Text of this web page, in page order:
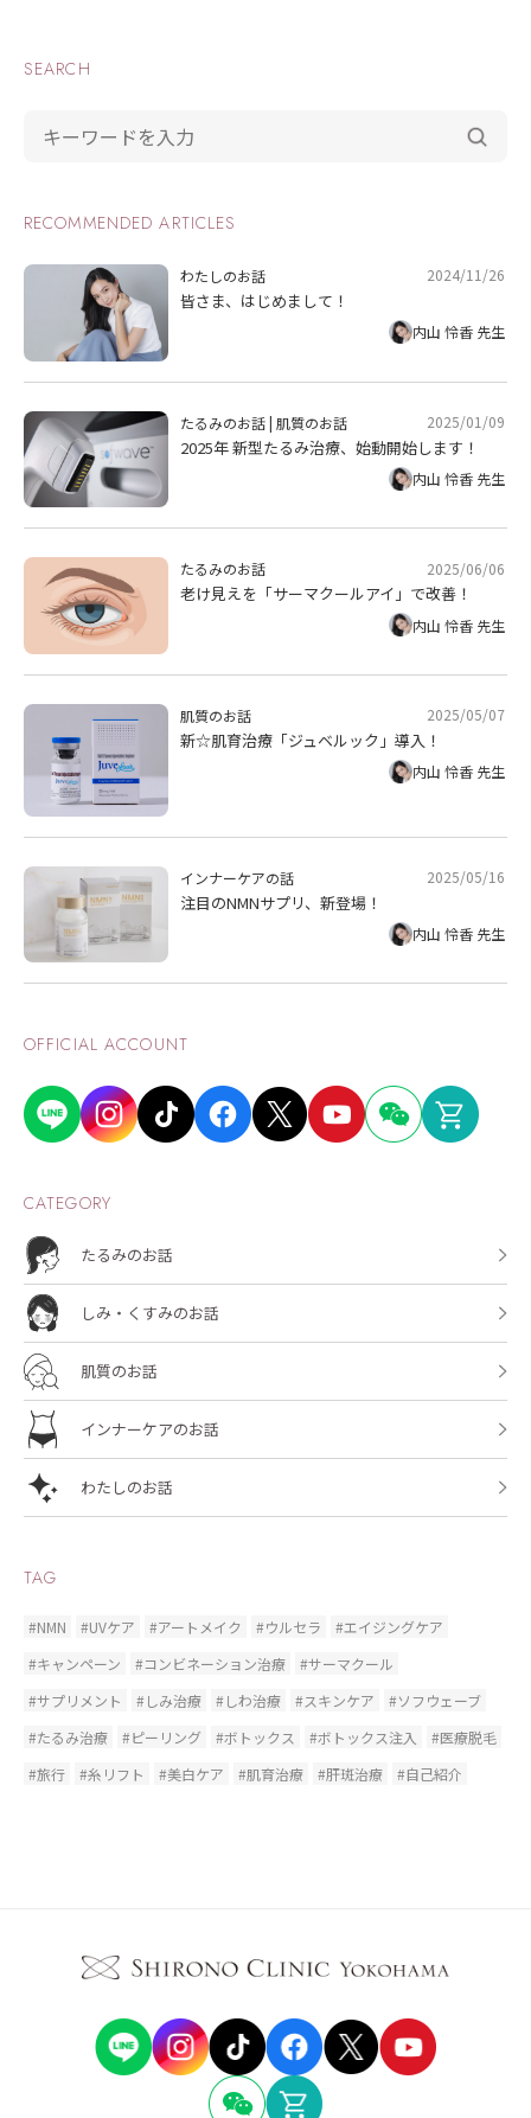
SEARCH
RECOMMENDED ARTICLES
わたしのお話 2024/11/26
皆さま、はじめまして！
内山 怜香 先生
たるみのお話|肌質のお話 2025/01/09
2025年 新型たるみ治療、始動開始します！
内山 怜香 先生
たるみのお話 2025/06/06
老け見えを「サーマクールアイ」で改善！
内山 怜香 先生
肌質のお話 2025/05/07
新☆肌育治療「ジュベルック」導入！
内山 怜香 先生
インナーケアの話 2025/05/16
注目のNMNサプリ、新登場！
内山 怜香 先生
OFFICIAL ACCOUNT
CATEGORY
たるみのお話
しみ・くすみのお話
肌質のお話
インナーケアのお話
わたしのお話
TAG
#NMN #UVケア #アートメイク #ウルセラ
#エイジングケア
#キャンペーン
#コンビネーション治療
#サーマクール
#サプリメント
#しみ治療 #しわ治療 #スキンケア
#ソフウェーブ
#たるみ治療
#ピーリング #ボトックス #ボトックス注入
#医療脱毛
#旅行
#糸リフト #美白ケア #肌育治療 #肝斑治療 #自己紹介